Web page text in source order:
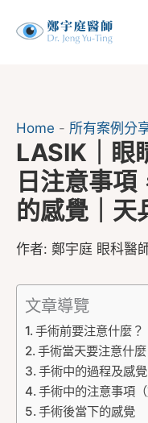
Home - 所有案例分
LASIK｜眼
日注意事
的感覺｜天
作者: 鄭宇庭 眼科醫
文章導覽
手術前要注意什麼？
手術當天要注意什麼
手術中的過程及感覺
手術中的注意事項（
手術後當下的感覺